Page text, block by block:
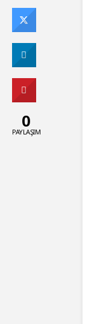
0
PAYLAŞIM